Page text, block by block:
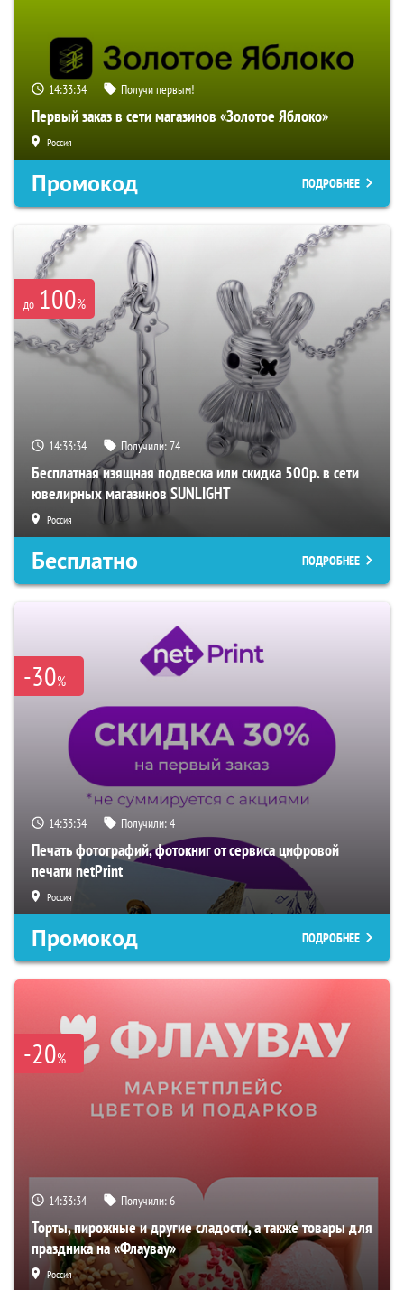
14:33:33 Получи первым!
Первый заказ в сети магазинов «Золотое Яблоко»
Россия
Промокод ПОДРОБНЕЕ
до 100%
14:33:33 Получили:74
Бесплатная изящная подвеска или скидка 500р. в сети
ювелирных магазинов SUNLIGHT
Россия
Бесплатно ПОДРОБНЕЕ
-30%
14:33:33 Получили:4
Печать фотографий, фотокниг от сервиса цифровой
печати netPrint
Россия
Промокод ПОДРОБНЕЕ
-20%
14:33:33 Получили:6
Торты, пирожные и другие сладости, а также товары для
праздника на «Флаувау»
Россия